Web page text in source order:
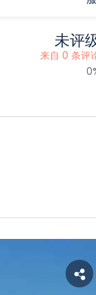
未评
来自 0 条评